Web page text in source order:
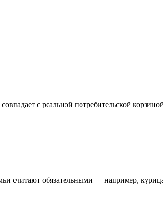
с реальной потребительской
считают обязательными — например,